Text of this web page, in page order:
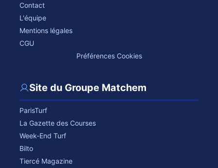
Contact
L'équipe
Mentions légales
CGU
Préférences Cookies
Site du Groupe Matchem
ParisTurf
La Gazette des Courses
Week-End Turf
Bilto
Tiercé Magazine